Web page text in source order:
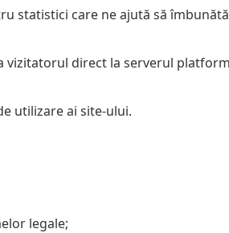
statistici care ne ajută să
vizitatorul direct la serverul
utilizare ai site-ului.
legale;